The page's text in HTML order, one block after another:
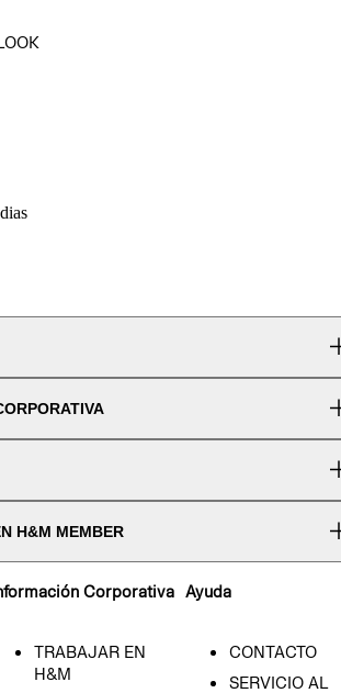
H&M MEMBER
Corporativa
TRABAJAR EN
H&M
Ayuda
CONTACTO
SERVICIO AL